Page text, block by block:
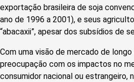
exportação brasileira de soja
ano de 1996 a 2001), e seus
“abacaxii”, apesar dos subsídios de
Com uma visão de mercado de
preocupação com os impactos no
consumidor nacional ou estrangeiro,